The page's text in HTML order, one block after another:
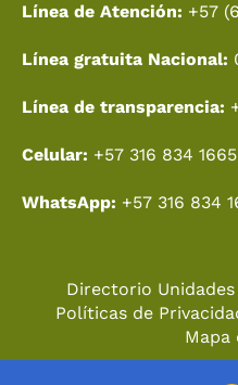
Línea de Atención: +57
Línea gratuita Nacional:
Línea de transparencia:
Celular: +57 316 834 1665
WhatsApp: +57 316 834
Directorio
Políticas de
Mapa